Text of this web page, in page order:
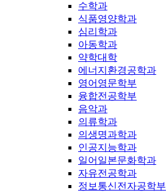
수학과
식품영양학과
심리학과
아동학과
약학대학
에너지환경공학과
영어영문학부
융합전공학부
음악과
의류학과
의생명과학과
인공지능학과
일어일본문화학과
자유전공학과
정보통신전자공학부